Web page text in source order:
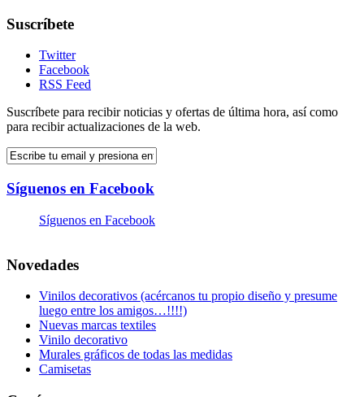
Suscríbete
Twitter
Facebook
RSS Feed
Suscríbete para recibir noticias y ofertas de última hora, así como
para recibir actualizaciones de la web.
Síguenos en Facebook
Síguenos en Facebook
Novedades
Vinilos decorativos (acércanos tu propio diseño y presume
luego entre los amigos…!!!!)
Nuevas marcas textiles
Vinilo decorativo
Murales gráficos de todas las medidas
Camisetas